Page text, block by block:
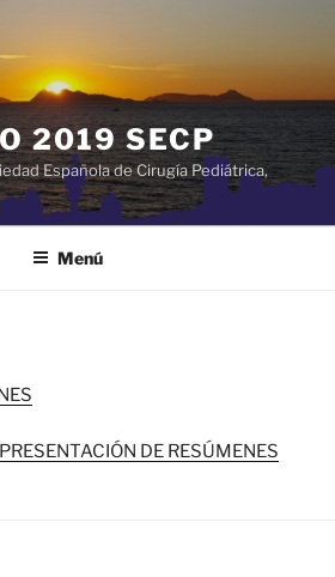
2019 SECP
Española de Cirugía Pediátrica,
Menú
DE RESÚMENES